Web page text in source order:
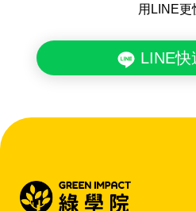
用LINE更
LINE快